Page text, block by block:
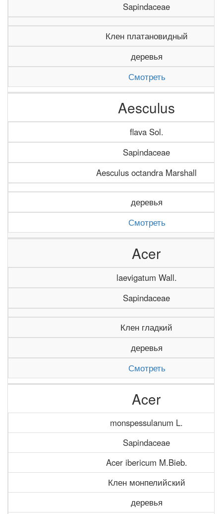
Sapindaceae
Клен платановидный
деревья
Смотреть
Aesculus
flava Sol.
Sapindaceae
Aesculus octandra Marshall
деревья
Смотреть
Acer
laevigatum Wall.
Sapindaceae
Клен гладкий
деревья
Смотреть
Acer
monspessulanum L.
Sapindaceae
Acer ibericum M.Bieb.
Клен монпелийский
деревья